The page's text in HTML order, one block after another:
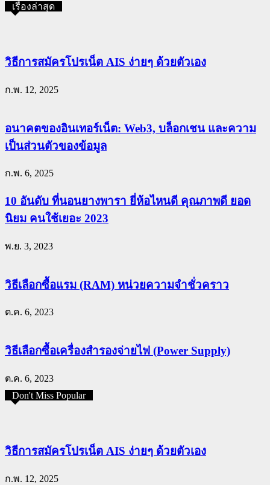
เรื่องล่าสุด
วิธีการสมัครโปรเน็ต AIS ง่ายๆ ด้วยตัวเอง
ก.พ. 12, 2025
อนาคตของอินเทอร์เน็ต: Web3, บล็อกเชน และความ
เป็นส่วนตัวของข้อมูล
ก.พ. 6, 2025
10 อันดับ ที่นอนยางพารา ยี่ห้อไหนดี คุณภาพดี ยอด
นิยม คนใช้เยอะ 2023
พ.ย. 3, 2023
วิธีเลือกซื้อแรม (RAM) หน่วยความจำชั่วคราว
ต.ค. 6, 2023
วิธีเลือกซื้อเครื่องสำรองจ่ายไฟ (Power Supply)
ต.ค. 6, 2023
Don't Miss Popular
วิธีการสมัครโปรเน็ต AIS ง่ายๆ ด้วยตัวเอง
ก.พ. 12, 2025